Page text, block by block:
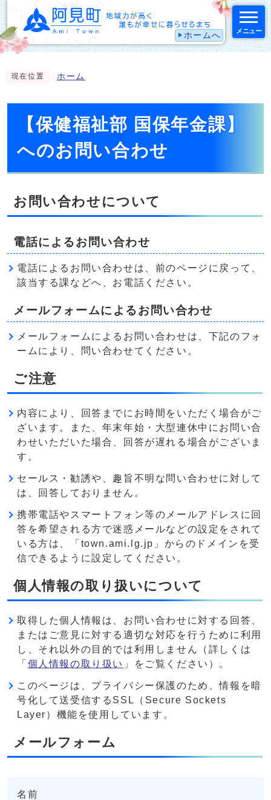
ホームへ メニュー
現在位置 ホーム
【保健福祉部 国保年金課】
へのお問い合わせ
お問い合わせについて
電話によるお問い合わせ
電話によるお問い合わせは、前のページに戻って、
該当する課などへ、お電話ください。
メールフォームによるお問い合わせ
メールフォームによるお問い合わせは、下記のフォ
ームにより、問い合わせてください。
ご注意
内容により、回答までにお時間をいただく場合がご
ざいます。また、年末年始・大型連休中にお問い合
わせいただいた場合、回答が遅れる場合がございま
す。
セールス・勧誘や、趣旨不明な問い合わせに対して
は、回答しておりません。
携帯電話やスマートフォン等のメールアドレスに回
答を希望される方で迷惑メールなどの設定をされて
いる方は、「town.ami.lg.jp」からのドメインを受
信できるように設定してください。
個人情報の取り扱いについて
取得した個人情報は、お問い合わせに対する回答、
またはご意見に対する適切な対応を行うために利用
し、それ以外の目的では利用しません（詳しくは
「 個人情報の取り扱い 」をご覧ください）。
このページは、プライバシー保護のため、情報を暗
号化して送受信するSSL（Secure Sockets
Layer）機能を使用しています。
メールフォーム
名前